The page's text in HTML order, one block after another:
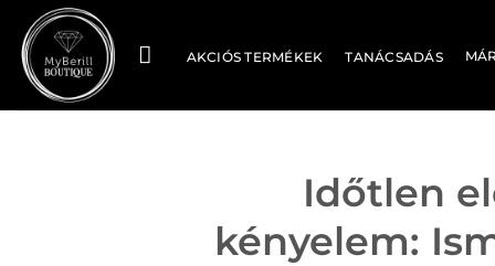
Skip
to
content
AKCIÓS TERMÉKEK TANÁCSADÁS
Időtlen
kényelem: